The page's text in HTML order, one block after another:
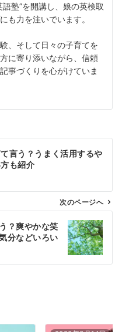
塾”を開講し、娘の英検取
も力を注いでいます。
、そして日々の子育てを
に寄り添いながら、信頼
事づくりを心がけていま
言う？うまく活用するや
も紹介
次のページへ
？爽やかな笑
分などいろい